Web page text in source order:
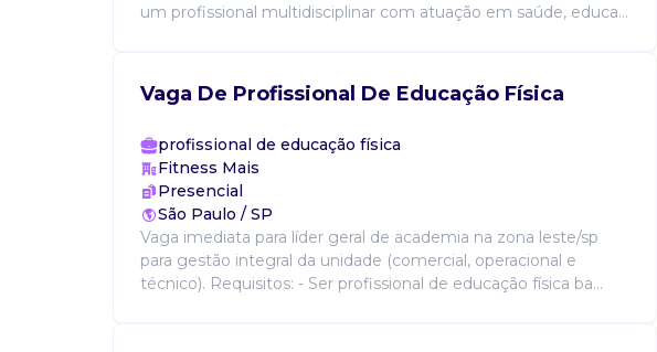
um profissional multidisciplinar com atuação em saúde, educa...
Vaga De Profissional De Educação Física
profissional de educação física
Fitness Mais
Presencial
São Paulo / SP
Vaga imediata para líder geral de academia na zona leste/sp
para gestão integral da unidade (comercial, operacional e
técnico). Requisitos: - Ser profissional de educação física ba...